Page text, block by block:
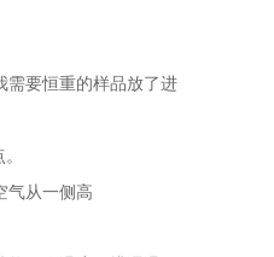
要恒重的样品放了进
气从一侧高